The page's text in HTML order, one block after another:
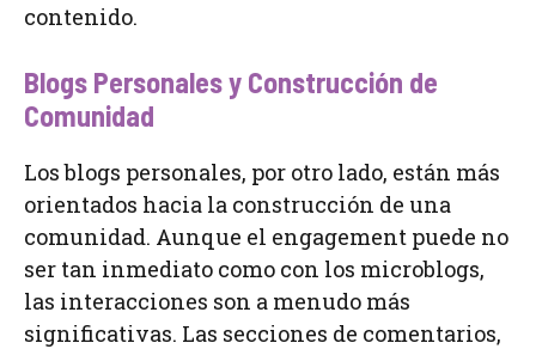
contenido.
Blogs Personales y Construcción de
Comunidad
Los blogs personales, por otro lado, están más
orientados hacia la construcción de una
comunidad. Aunque el engagement puede no
ser tan inmediato como con los microblogs,
las interacciones son a menudo más
significativas. Las secciones de comentarios,